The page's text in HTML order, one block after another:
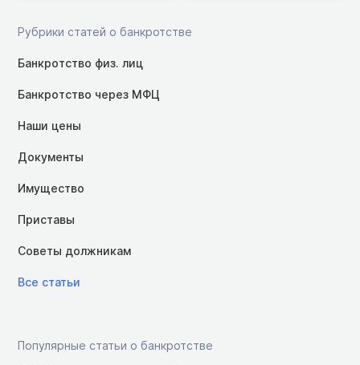
Рубрики статей о банкротстве
Банкротство физ. лиц
Банкротство через МФЦ
Наши цены
Документы
Имущество
Приставы
Советы должникам
Все статьи
Популярные статьи о банкротстве